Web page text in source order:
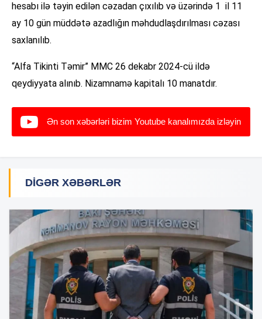
hesabı ilə təyin edilən cəzadan çıxılıb və üzərində 1 il 11
ay 10 gün müddətə azadlığın məhdudlaşdırılması cəzası
saxlanılıb.
“Alfa Tikinti Təmir” MMC 26 dekabr 2024-cü ildə
qeydiyyata alınıb. Nizamnamə kapitalı 10 manatdır.
Ən son xəbərləri bizim Youtube kanalımızda izləyin
DIGƏR XƏBƏRLƏR